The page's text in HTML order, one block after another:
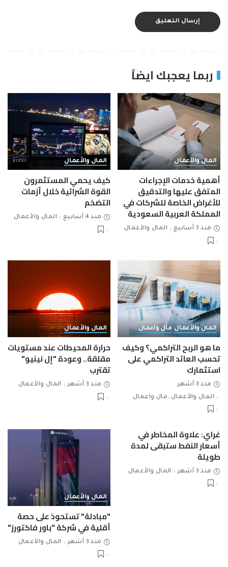
ربما يعجبك ايضاً
المال والأعمال
أهمية خدمات الإجراءات
المتفق عليها والتدقيق
للأغراض الخاصة للشركات في
المملكة العربية السعودية
منذ 3 أسابيع المال والأعمال
المال والأعمال
كيف يحمي المستثمرون
القوة الشرائية خلال أزمات
التضخم
منذ 4 أسابيع المال والأعمال
المال والأعمال مال واعمال
ما هو الربح التراكمي؟ وكيف
تحسب العائد التراكمي على
استثمارك
منذ 3 أشهر
المال والأعمال
مال واعمال
المال والأعمال
حرارة المحيطات عند مستويات
مقلقة.. وعودة "إل نينيو"
تقترب
منذ 3 أشهر المال والأعمال
غراي: علاوة المخاطر في
أسعار النفط ستبقى لمدة
طويلة
منذ 3 أشهر المال والأعمال
المال والأعمال
"مبادلة" تستحوذ على حصة
أقلية في شركة "باور فاكتورز"
منذ 3 أشهر المال والأعمال